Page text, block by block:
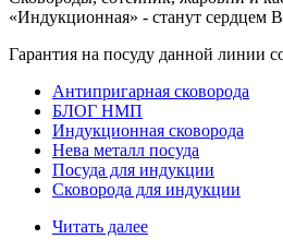
«Индукционная» - станут сердцем
Гарантия на посуду данной линии
Антипригарная сковорода
БЛОГ НМП
Индукционная сковорода
Нева металл посуда
Посуда для индукции
Сковорода для индукции
Читать далее